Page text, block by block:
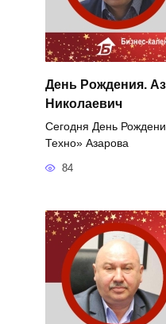
День Рождения.
Николаевич
Сегодня День
Техно» Азарова
84